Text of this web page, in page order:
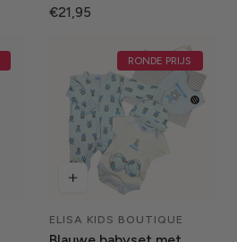
Normale
€21,95
RONDE PRIJS
Leverancier:
ELISA KIDS BOUTIQUE